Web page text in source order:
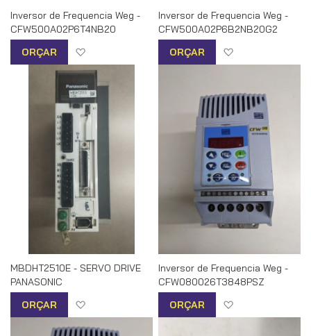
Inversor de Frequencia Weg -
CFW500A02P6T4NB20
ORÇAR
Adicionar à lista de desejos
Inversor de Frequencia Weg -
CFW500A02P6B2NB20G2
ORÇAR
MBDHT2510E - SERVO DRIVE
PANASONIC
ORÇAR
Adicionar à lista de desejos
Inversor de Frequencia Weg -
CFW080026T3848PSZ
ORÇAR